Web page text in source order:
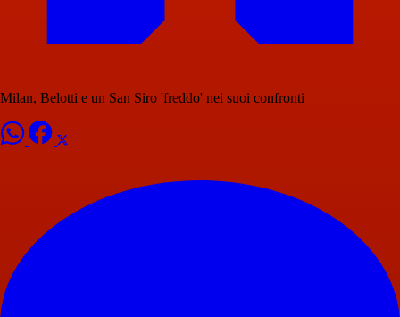
Milan, Belotti e un San Siro 'freddo' nei suoi confronti